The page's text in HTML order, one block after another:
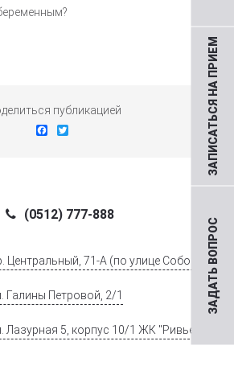
ЗАДАТЬ ВОПРОС
ЗАПИСАТЬСЯ НА ПРИЕМ
публикацией
Facebook
(0512) 777-888
Центральный, 71-А (по улице Соборной)
Галины Петровой, 2/1
Лазурная 5, корпус 10/1 ЖК "Ривьера".